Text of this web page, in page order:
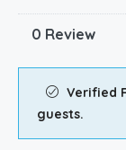
0 Review
Verified
guests.